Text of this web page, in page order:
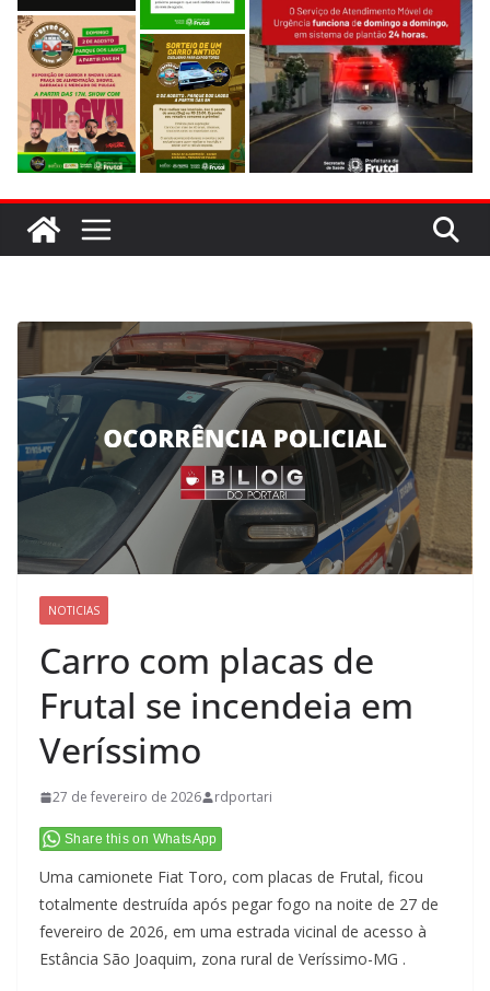
NOTICIAS
Carro com placas de
Frutal se incendeia em
Veríssimo
27 de fevereiro de 2026 rdportari
Share this on WhatsApp
Uma camionete Fiat Toro, com placas de Frutal, ficou
totalmente destruída após pegar fogo na noite de 27 de
fevereiro de 2026, em uma estrada vicinal de acesso à
Estância São Joaquim, zona rural de Veríssimo-MG .